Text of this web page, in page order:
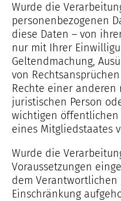
Wurde die
personenbezogenen
diese Daten – von
nur mit Ihrer
Geltendmachung,
von
Rechte einer
juristischen Person
wichtigen
eines Mitgliedstaates
Wurde die
Voraussetzungen
dem
Einschränkung